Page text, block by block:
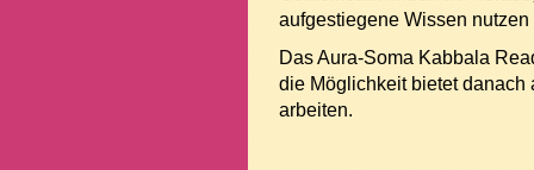
aufgestiegene Wissen nutzen
Das Aura-Soma Kabbala
die Möglichkeit bietet
arbeiten.